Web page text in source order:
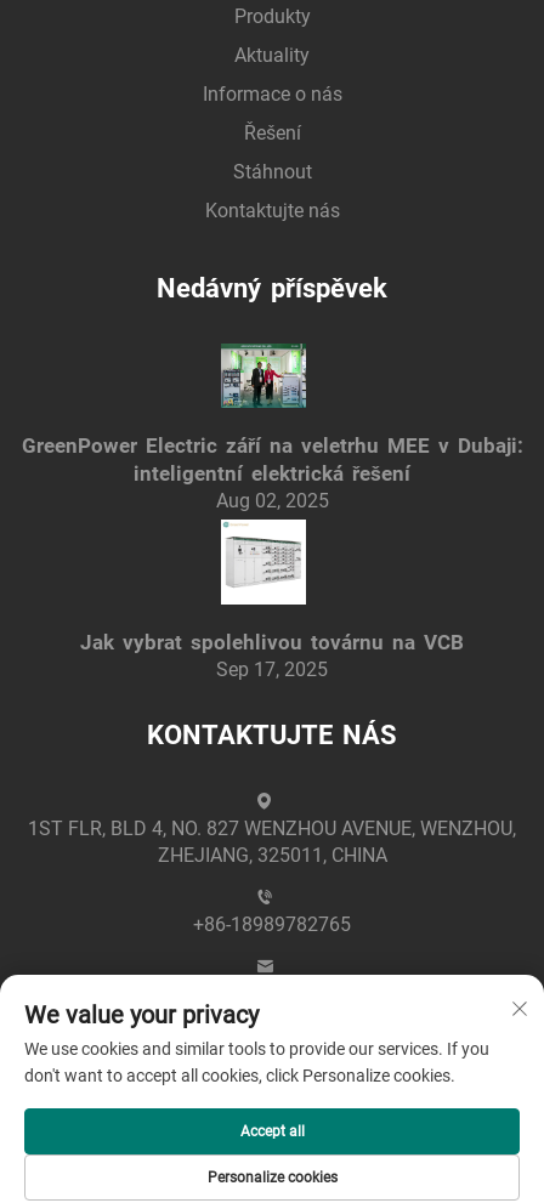
Produkty
Aktuality
Informace o nás
Řešení
Stáhnout
Kontaktujte nás
Nedávný příspěvek
GreenPower Electric září na veletrhu MEE v Dubaji:
inteligentní elektrická řešení
Aug 02, 2025
Jak vybrat spolehlivou továrnu na VCB
Sep 17, 2025
KONTAKTUJTE NÁS
1ST FLR, BLD 4, NO. 827 WENZHOU AVENUE, WENZHOU,
ZHEJIANG, 325011, CHINA
+86-18989782765
Copyright © 2025 společností Zhejiang Greenpower
Electric Co., Ltd -Zásady ochrany soukromí
We value your privacy
We use cookies and similar tools to provide our services. If you
don't want to accept all cookies, click Personalize cookies.
Personalize cookies
Accept all